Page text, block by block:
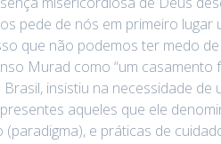
pede de nós em primeiro
que não podemos ter medo
Murad como “um casamento
insistiu na necessidade
aqueles que ele
e práticas de